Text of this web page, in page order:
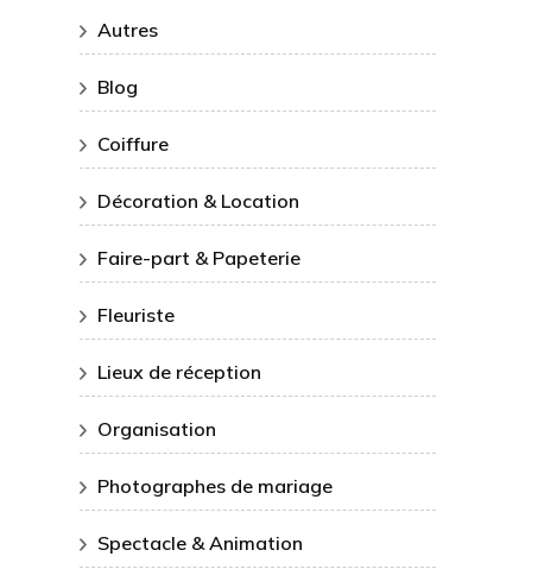
Autres
Blog
Coiffure
Décoration & Location
Faire-part & Papeterie
Fleuriste
Lieux de réception
Organisation
Photographes de mariage
Spectacle & Animation